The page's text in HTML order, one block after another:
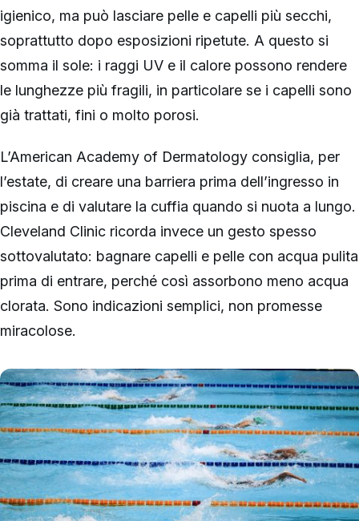
igienico, ma può lasciare pelle e capelli più secchi,
soprattutto dopo esposizioni ripetute. A questo si
somma il sole: i raggi UV e il calore possono rendere
le lunghezze più fragili, in particolare se i capelli sono
già trattati, fini o molto porosi.
L’American Academy of Dermatology consiglia, per
l’estate, di creare una barriera prima dell’ingresso in
piscina e di valutare la cuffia quando si nuota a lungo.
Cleveland Clinic ricorda invece un gesto spesso
sottovalutato: bagnare capelli e pelle con acqua pulita
prima di entrare, perché così assorbono meno acqua
clorata. Sono indicazioni semplici, non promesse
miracolose.